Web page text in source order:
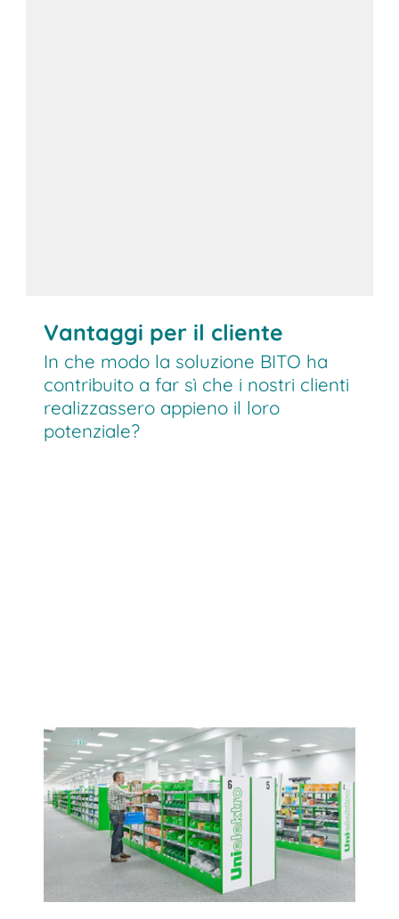
Vantaggi per il cliente
In che modo la soluzione BITO ha
contribuito a far sì che i nostri clienti
realizzassero appieno il loro
potenziale?